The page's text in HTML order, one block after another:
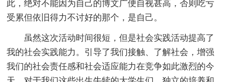
此，绝对不能因为自己的博文广便自视甚高，否则吃亏
受累但依旧得力不讨好的那个，是自己。
虽然这次活动时间很短，但是社会实践活动提高了
我的社会实践能力。引导了我们接触、了解社会，增强
我们的社会责任感和社会适应能力在竞争如此激烈的今